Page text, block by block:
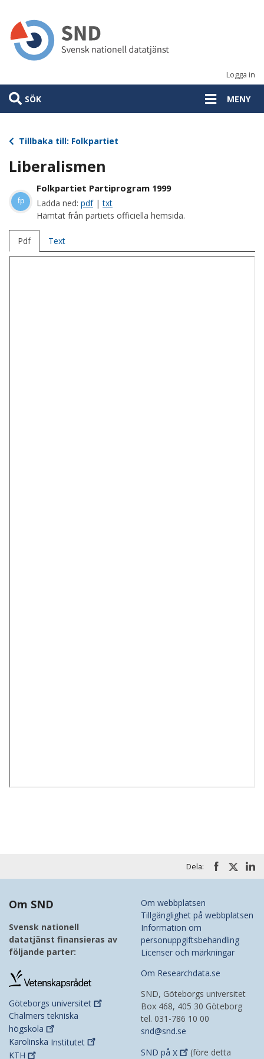
huvudinnehåll
Logga in
SÖK MENY
Tillbaka till: Folkpartiet
Liberalismen
fp
Folkpartiet Partiprogram 1999
Ladda ned: pdf|txt
Hämtat från partiets officiella hemsida.
Pdf Text
Dela:
Om SND
Svensk nationell
datatjänst finansieras av
följande parter:
Göteborgs universitet
Chalmers tekniska
högskola
Karolinska Institutet
KTH
Om webbplatsen
Tillgänglighet på webbplatsen
Information om
personuppgiftsbehandling
Licenser och märkningar
Om Researchdata.se
SND, Göteborgs universitet
Box 468, 405 30 Göteborg
tel. 031-786 10 00
snd@snd.se
SND på X (före detta